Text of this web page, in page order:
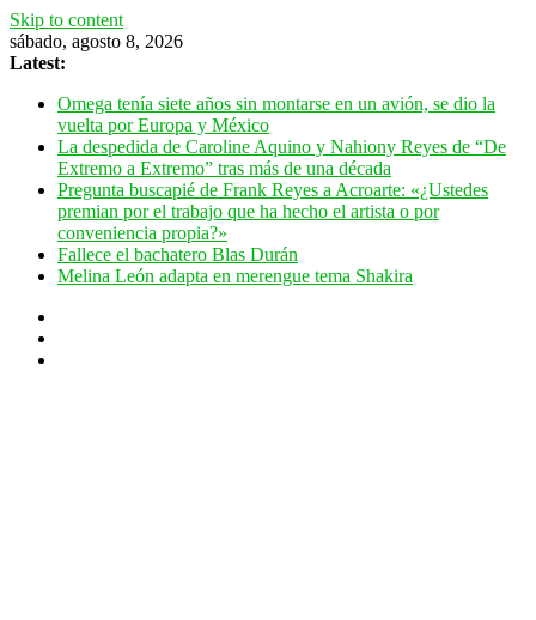
Skip to content
sábado, agosto 8, 2026
Latest:
Omega tenía siete años sin montarse en un avión, se dio la
vuelta por Europa y México
La despedida de Caroline Aquino y Nahiony Reyes de “De
Extremo a Extremo” tras más de una década
Pregunta buscapié de Frank Reyes a Acroarte: «¿Ustedes
premian por el trabajo que ha hecho el artista o por
conveniencia propia?»
Fallece el bachatero Blas Durán
Melina León adapta en merengue tema Shakira